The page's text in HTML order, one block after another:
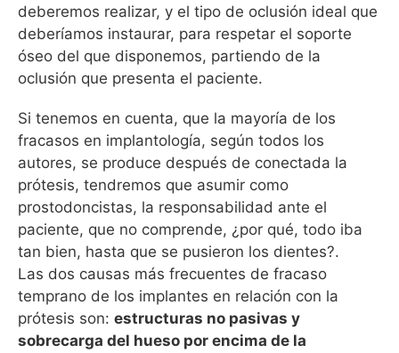
deberemos realizar, y el tipo de oclusión ideal que
deberíamos instaurar, para respetar el soporte
óseo del que disponemos, partiendo de la
oclusión que presenta el paciente.
Si tenemos en cuenta, que la mayoría de los
fracasos en implantología, según todos los
autores, se produce después de conectada la
prótesis, tendremos que asumir como
prostodoncistas, la responsabilidad ante el
paciente, que no comprende, ¿por qué, todo iba
tan bien, hasta que se pusieron los dientes?.
Las dos causas más frecuentes de fracaso
temprano de los implantes en relación con la
prótesis son: estructuras no pasivas y
sobrecarga del hueso por encima de la